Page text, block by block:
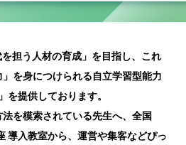
担う人材の育成」を目指し、これ
を身につけられる自立学習型能力
を提供しております。
を模索されている先生へ、全国
導入教室から、運営や集客などぴっ